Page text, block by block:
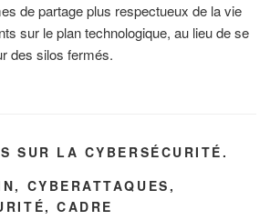
de partage plus respectueux de la vie
sur le plan technologique, au lieu de se
des silos fermés.
SUR LA CYBERSÉCURITÉ.
, CYBERATTAQUES ,
,CADRE